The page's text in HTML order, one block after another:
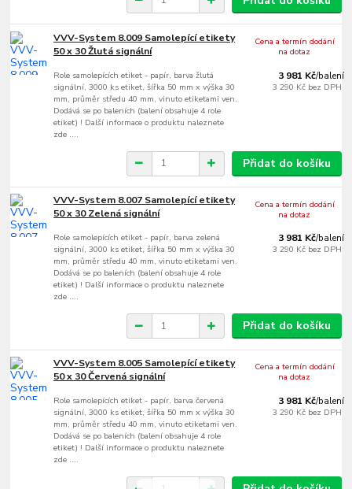
VVV-System 8.009 Samolepící etikety
50 x 30 Žlutá signální
Role samolepících etiket - papír, barva žlutá
signální, 3000 ks etiket, šířka 50 mm x výška 30
mm, průměr středu 40 mm, vinuto etiketami ven.
Dodává se po baleních (balení obsahuje 4 role
etiket) ! Další informace o produktu naleznete
zde ....
3 981 Kč/balení
3 290 Kč bez DPH
Cena a termín dodání
na dotaz
Přidat do košíku
VVV-System 8.007 Samolepící etikety
50 x 30 Zelená signální
Role samolepících etiket - papír, barva zelená
signální, 3000 ks etiket, šířka 50 mm x výška 30
mm, průměr středu 40 mm, vinuto etiketami ven.
Dodává se po baleních (balení obsahuje 4 role
etiket) ! Další informace o produktu naleznete
zde ....
3 981 Kč/balení
3 290 Kč bez DPH
Cena a termín dodání
na dotaz
Přidat do košíku
VVV-System 8.005 Samolepící etikety
50 x 30 Červená signální
Role samolepících etiket - papír, barva červená
signální, 3000 ks etiket, šířka 50 mm x výška 30
mm, průměr středu 40 mm, vinuto etiketami ven.
Dodává se po baleních (balení obsahuje 4 role
etiket) ! Další informace o produktu naleznete
zde ....
3 981 Kč/balení
3 290 Kč bez DPH
Cena a termín dodání
na dotaz